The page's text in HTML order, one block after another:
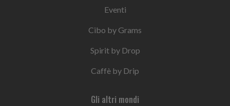
Eventi
Cibo by Grams
Spirit by Drop
Caffè by Drip
Gli altri mondi